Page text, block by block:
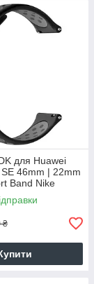
для Huawei
46mm | 22mm
Band Nike
/ grey)
₴